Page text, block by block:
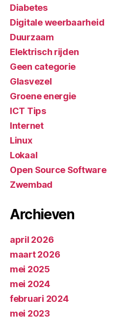
Diabetes
Digitale weerbaarheid
Duurzaam
Elektrisch rijden
Geen categorie
Glasvezel
Groene energie
ICT Tips
Internet
Linux
Lokaal
Open Source Software
Zwembad
Archieven
april 2026
maart 2026
mei 2025
mei 2024
februari 2024
mei 2023